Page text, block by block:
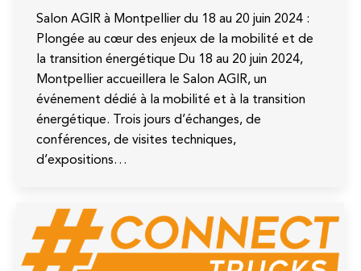
Salon AGIR à Montpellier du 18 au 20 juin 2024 :
Plongée au cœur des enjeux de la mobilité et de
la transition énergétique Du 18 au 20 juin 2024,
Montpellier accueillera le Salon AGIR, un
événement dédié à la mobilité et à la transition
énergétique. Trois jours d’échanges, de
conférences, de visites techniques,
d’expositions…